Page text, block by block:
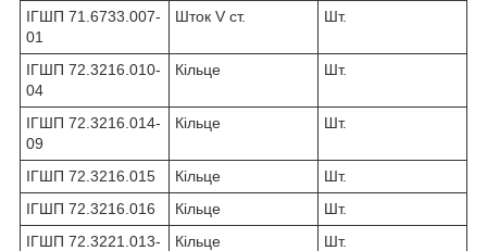
ІГШП 71.6733.007-
01
Шток V ст. Шт.
ІГШП 72.3216.010-
04
Кільце Шт.
ІГШП 72.3216.014-
09
Кільце Шт.
ІГШП 72.3216.015 Кільце
Шт.
ІГШП 72.3216.016
Кільце
Шт.
ІГШП 72.3221.013-
Кільце Шт.